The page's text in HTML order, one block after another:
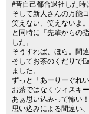
#昔自己都合退社した時
そして新人さんの万能
笑えない、笑えないよ。
と同時に「先輩からの
した。
そうすれば、ほら。間
そしてお茶のくだりで
ました。
ずっと「あーりーぐれ
お茶ではなくウィスキ
あぁ思い込みって怖い
思い込みによる間違い